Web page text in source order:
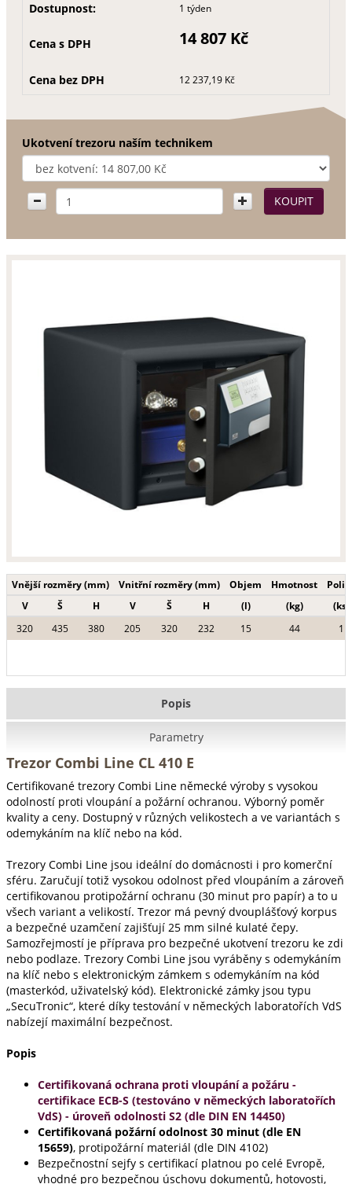
Dostupnost: 1 týden
Cena s DPH 14 807 Kč
Cena bez DPH 12 237,19 Kč
Ukotvení trezoru naším technikem
Vnější rozměry (mm) Vnitřní rozměry (mm) Objem Hmotnost
V
Š H V Š H (l) (kg)
(ks)
320
435 380 205 320 232 15 44 1
Popis
Parametry
Trezor Combi Line CL 410 E
Certifikované trezory Combi Line německé výroby s vysokou
odolností proti vloupání a požární ochranou. Výborný poměr
kvality a ceny. Dostupný v různých velikostech a ve variantách s
odemykáním na klíč nebo na kód.
Trezory Combi Line jsou ideální do domácnosti i pro komerční
sféru. Zaručují totiž vysokou odolnost před vloupáním a zároveň
certifikovanou protipožární ochranu (30 minut pro papír) a to u
všech variant a velikostí. Trezor má pevný dvouplášťový korpus
a bezpečné uzamčení zajišťují 25 mm silné kulaté čepy.
Samozřejmostí je příprava pro bezpečné ukotvení trezoru ke zdi
nebo podlaze. Trezory Combi Line jsou vyráběny s odemykáním
na klíč nebo s elektronickým zámkem s odemykáním na kód
(masterkód, uživatelský kód). Elektronické zámky jsou typu
„SecuTronic“, které díky testování v německých laboratořích VdS
nabízejí maximální bezpečnost.
Popis
Certifikovaná ochrana proti vloupání a požáru -
certifikace ECB-S (testováno v německých laboratořích
VdS) - úroveň odolnosti S2 (dle DIN EN 14450)
Certifikovaná požární odolnost 30 minut (dle EN
15659), protipožární materiál (dle DIN 4102)
Bezpečnostní sejfy s certifikací platnou po celé Evropě,
vhodné pro bezpečnou úschovu dokumentů, hotovosti,